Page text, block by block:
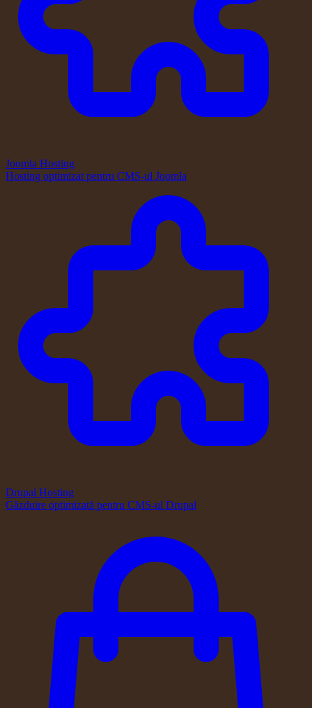
Joomla Hosting
Hosting optimizat pentru CMS-ul Joomla
Drupal Hosting
Găzduire optimizată pentru CMS-ul Drupal